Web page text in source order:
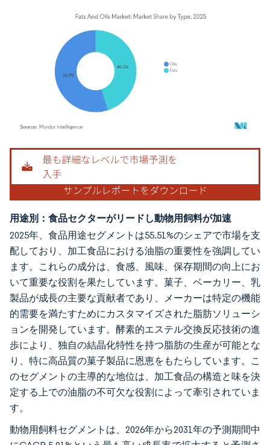
画像 © Mordor Intelligence。再利用にはCC BY 4.0の表示が必要です。
用途別：食品セクターがリードし動物用飼料が加速
2025年、食品用途セグメントは55.51%のシェアで市場を支
配しており、加工食品における油脂の重要性を強調してい
ます。これらの成分は、食感、風味、保存期間の向上にお
いて重要な役割を果たしています。菓子、ベーカリー、乳
製品が成長の主要な貢献者であり、メーカーは特定の機能
的需要を満たすためにカスタマイズされた脂肪ソリューシ
ョンを開発しています。酵素的エステル交換反応技術の進
歩により、独自の結晶化特性を持つ脂肪の生産が可能とな
り、特に高品質の菓子製品に恩恵をもたらしています。こ
のセグメントの主導的な地位は、加工食品の構造と味を決
定する上での油脂の不可欠な役割によって牽引されていま
す。
動物用飼料セグメントは、2026年から2031年の予測期間中